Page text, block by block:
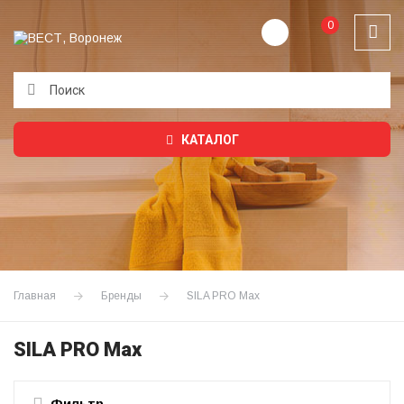
0
КАТАЛОГ
Главная Бренды SILA PRO Max
SILA PRO Max